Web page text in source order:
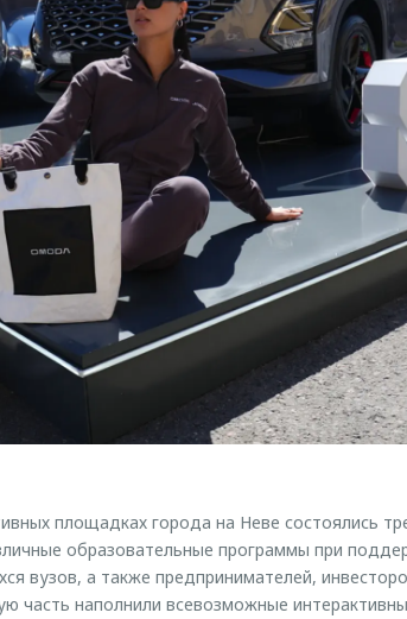
площадках города на Неве состоялись
образовательные программы при
вузов, а также предпринимателей,
часть наполнили всевозможные